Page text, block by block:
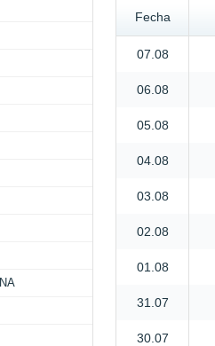
Fecha
07.08
06.08
05.08
04.08
03.08
02.08
01.08
31.07
30.07